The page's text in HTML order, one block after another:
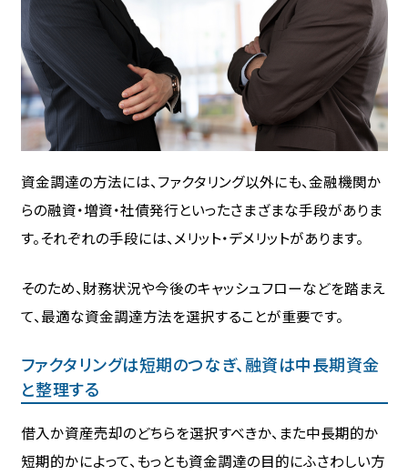
資金調達の方法には、ファクタリング以外にも、金融機関か
らの融資・増資・社債発行といったさまざまな手段がありま
す。それぞれの手段には、メリット・デメリットがあります。
そのため、財務状況や今後のキャッシュフローなどを踏まえ
て、最適な資金調達方法を選択することが重要です。
ファクタリングは短期のつなぎ、融資は中長期資金
と整理する
借入か資産売却のどちらを選択すべきか、また中長期的か
短期的かによって、もっとも資金調達の目的にふさわしい方